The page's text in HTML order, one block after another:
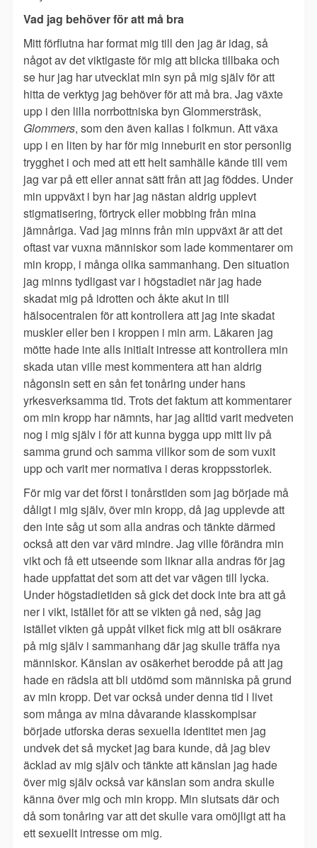
Vad jag behöver för att må bra
Mitt förflutna har format mig till den jag är idag, så
något av det viktigaste för mig att blicka tillbaka och
se hur jag har utvecklat min syn på mig själv för att
hitta de verktyg jag behöver för att må bra. Jag växte
upp i den lilla norrbottniska byn Glommersträsk,
Glommers, som den även kallas i folkmun. Att växa
upp i en liten by har för mig inneburit en stor personlig
trygghet i och med att ett helt samhälle kände till vem
jag var på ett eller annat sätt från att jag föddes. Under
min uppväxt i byn har jag nästan aldrig upplevt
stigmatisering, förtryck eller mobbing från mina
jämnåriga. Vad jag minns från min uppväxt är att det
oftast var vuxna människor som lade kommentarer om
min kropp, i många olika sammanhang. Den situation
jag minns tydligast var i högstadiet när jag hade
skadat mig på idrotten och åkte akut in till
hälsocentralen för att kontrollera att jag inte skadat
muskler eller ben i kroppen i min arm. Läkaren jag
mötte hade inte alls initialt intresse att kontrollera min
skada utan ville mest kommentera att han aldrig
någonsin sett en sån fet tonåring under hans
yrkesverksamma tid. Trots det faktum att kommentarer
om min kropp har nämnts, har jag alltid varit medveten
nog i mig själv i för att kunna bygga upp mitt liv på
samma grund och samma villkor som de som vuxit
upp och varit mer normativa i deras kroppsstorlek.
För mig var det först i tonårstiden som jag började må
dåligt i mig själv, över min kropp, då jag upplevde att
den inte såg ut som alla andras och tänkte därmed
också att den var värd mindre. Jag ville förändra min
vikt och få ett utseende som liknar alla andras för jag
hade uppfattat det som att det var vägen till lycka.
Under högstadietiden så gick det dock inte bra att gå
ner i vikt, istället för att se vikten gå ned, såg jag
istället vikten gå uppåt vilket fick mig att bli osäkrare
på mig själv i sammanhang där jag skulle träffa nya
människor. Känslan av osäkerhet berodde på att jag
hade en rädsla att bli utdömd som människa på grund
av min kropp. Det var också under denna tid i livet
som många av mina dåvarande klasskompisar
började utforska deras sexuella identitet men jag
undvek det så mycket jag bara kunde, då jag blev
äcklad av mig själv och tänkte att känslan jag hade
över mig själv också var känslan som andra skulle
känna över mig och min kropp. Min slutsats där och
då som tonåring var att det skulle vara omöjligt att ha
ett sexuellt intresse om mig.